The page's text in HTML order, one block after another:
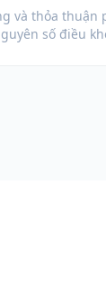
và thỏa thuận
số điều